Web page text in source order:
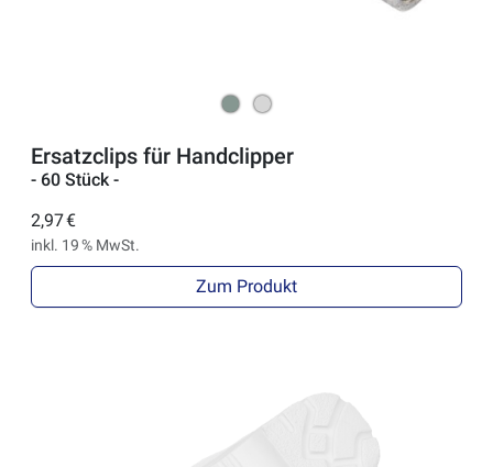
Ersatzclips für Handclipper
- 60 Stück -
2,97 €
inkl. 19 % MwSt.
Zum Produkt